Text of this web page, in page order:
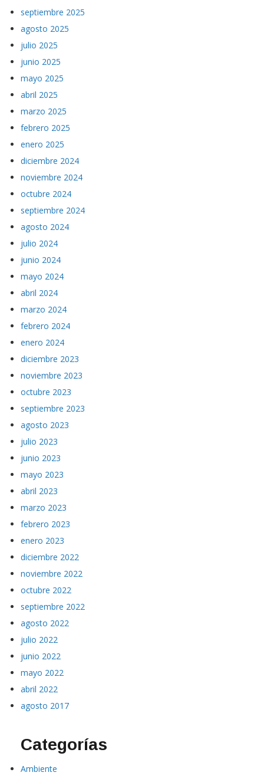
septiembre 2025
agosto 2025
julio 2025
junio 2025
mayo 2025
abril 2025
marzo 2025
febrero 2025
enero 2025
diciembre 2024
noviembre 2024
octubre 2024
septiembre 2024
agosto 2024
julio 2024
junio 2024
mayo 2024
abril 2024
marzo 2024
febrero 2024
enero 2024
diciembre 2023
noviembre 2023
octubre 2023
septiembre 2023
agosto 2023
julio 2023
junio 2023
mayo 2023
abril 2023
marzo 2023
febrero 2023
enero 2023
diciembre 2022
noviembre 2022
octubre 2022
septiembre 2022
agosto 2022
julio 2022
junio 2022
mayo 2022
abril 2022
agosto 2017
Categorías
Ambiente